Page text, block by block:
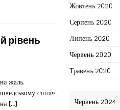
рівень
жаль.
столі»,
[…]
Жовтень 2020
Серпень 2020
Липень 2020
Червень 2020
Травень 2020
Червень 2024